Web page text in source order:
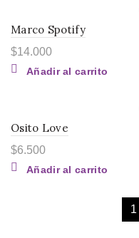
Marco Spotify
$14.000
Añadir al carrito
Osito Love
$6.500
Añadir al carrito
1